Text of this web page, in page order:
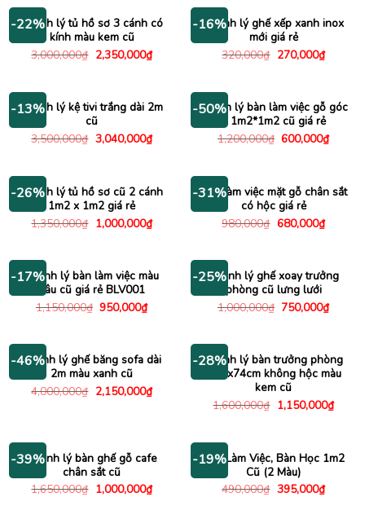
-22%
Thanh lý tủ hồ sơ 3 cánh có
kính màu kem cũ
3,000,000₫ Giá
gốc
2,350,000₫Giá
hiện
2,350,000₫.
-16%
Thanh lý ghế xếp xanh inox
mới giá rẻ
320,000₫ Giá
270,000₫Giá
hiện
-13%
Thanh lý kệ tivi trắng dài 2m
cũ
3,500,000₫ Giá
gốc
3,040,000₫Giá
hiện
3,040,000₫.
-50%
Thanh lý bàn làm việc gỗ góc
L 1m2*1m2 cũ giá rẻ
1,200,000₫ Giá
600,000₫Giá
hiện
-26%
Thanh lý tủ hồ sơ cũ 2 cánh
1m2 x 1m2 giá rẻ
1,350,000₫ Giá
gốc
1,000,000₫Giá
hiện
1,000,000₫.
-31%
Bàn làm việc mặt gỗ chân sắt
có hộc giá rẻ
980,000₫ Giá
680,000₫Giá
hiện
-17%
Thanh lý bàn làm việc màu
nâu cũ giá rẻ BLV001
1,150,000₫ Giá
950,000₫Giá
hiện
950,000₫.
-25%Thanh lý ghế xoay trưởng
phòng cũ lưng lưới
1,000,000₫ Giá
750,000₫Giá
hiện
-46%
Thanh lý ghế băng sofa dài
2m màu xanh cũ
4,000,000₫ Giá
gốc
2,150,000₫Giá
hiện
-28%
Thanh lý bàn trưởng phòng
1m6x74cm không hộc màu
kem cũ
1,600,000₫ Giá
gốc
1,150,000₫Giá
hiện
-39%Thanh lý bàn ghế gỗ cafe
chân sắt cũ
1,650,000₫ Giá
gốc
1,000,000₫Giá
hiện
-19%
Bàn Làm Việc, Bàn Học 1m2
Cũ (2 Màu)
490,000₫ Giá
395,000₫Giá
hiện